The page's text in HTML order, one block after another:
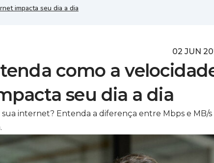
impacta seu dia a dia
02 JUN
como a
seu dia a dia
internet? Entenda a diferença entre Mbps e MB/s